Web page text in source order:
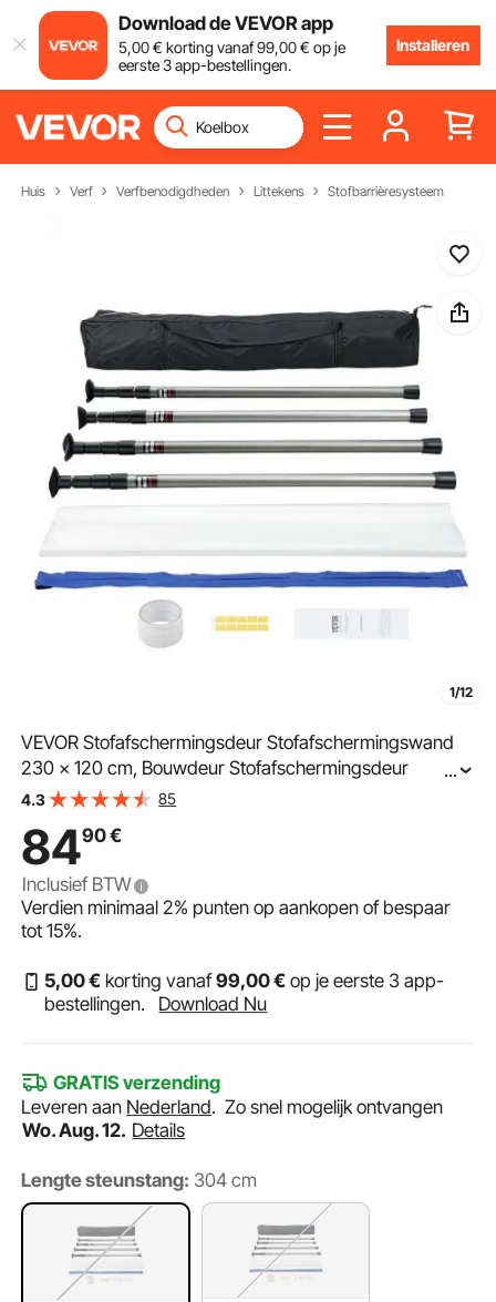
Download de VEVOR app
5,00€ korting vanaf99,00€ op je
eerste 3 app-bestellingen.
Installeren
Huis Verf Verfbenodigdheden Littekens Stofbarrièresysteem
1/12
VEVOR Stofafschermingsdeur Stofafschermingswand
230 x 120 cm, Bouwdeur Stofafschermingsdeur
Magnetische sluiting Meest betrouwbare
verbouwingen, Verstelbare standaard 0,9-3 m
...
4.3 85
8490€
Inclusief BTW
Verdien minimaal2% punten op aankopen of bespaar
tot15%.
5,00€ korting vanaf99,00€ op je eerste 3 app-
bestellingen.
Download Nu
GRATIS verzending
Leveren aan Nederland.Zo snel mogelijk ontvangen
Wo. Aug. 12. Details
Lengte steunstang: 304 cm